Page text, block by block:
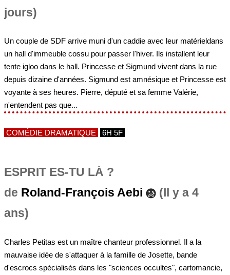
jours)
Un couple de SDF arrive muni d'un caddie avec leur matérieldans
un hall d'immeuble cossu pour passer l'hiver. Ils installent leur
tente igloo dans le hall. Princesse et Sigmund vivent dans la rue
depuis dizaine d'années. Sigmund est amnésique et Princesse est
voyante à ses heures. Pierre, député et sa femme Valérie,
n'entendent pas que...
COMÉDIE DRAMATIQUE 6H 5F
ESPRIT ES-TU LÀ ?
de Roland-François Aebi
(Il y a 4
ans)
Charles Petitas est un maître chanteur professionnel. Il a la
mauvaise idée de s'attaquer à la famille de Josette, bande
d'escrocs spécialisés dans les "sciences occultes", cartomancie,